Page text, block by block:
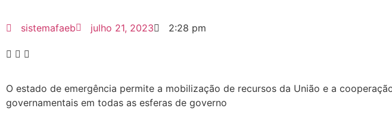
sistemafaeb julho 21, 2023 2:28 pm
O estado de emergência permite a mobilização de recursos da União e a
governamentais em todas as esferas de governo